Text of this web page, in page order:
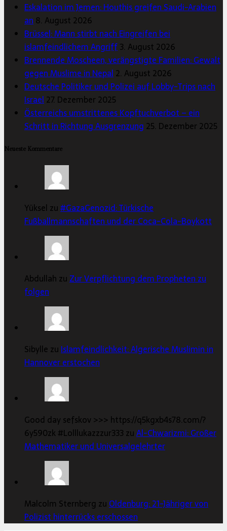
Eskalation im Jemen: Houthis greifen Saudi-Arabien
an8. August 2026
Brüssel: Mann stirbt nach Eingreifen bei
islamfeindlichem Angriff3. August 2026
Brennende Moscheen, verängstigte Familien: Gewalt
gegen Muslime in Nepal2. August 2026
Deutsche Politiker und Polizei auf Lobby-Trips nach
Israel27. Dezember 2025
Österreichs umstrittenes Kopftuchverbot – ein
Schritt in Richtung Ausgrenzung 25. Dezember 2025
Neueste Kommentare
Yüksel zu#GazaGenozid: Türkische
Fußballmannschaften und der Coca-Cola-Boykott
Abdullah zuZur Verpflichtung dem Propheten zu
folgen
Sibylle zuIslamfeindlichkeit: Algerische Muslimin in
Hannover erstochen
Good day sefskov >>> https://q5kgxb4s78.com/?
6y590zk #Lolllukazzzur333 zuAl-Chwarizmi: Großer
Mathematiker und Universalgelehrter
Malcolm Sternberg zuOldenburg: 21-Jähriger von
Polizist hinterrücks erschossen